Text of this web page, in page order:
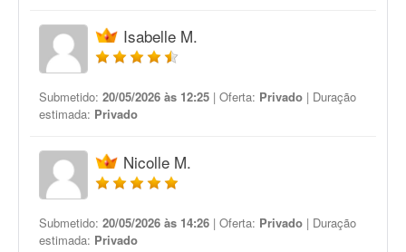
Isabelle M.
Submetido: 20/05/2026 às 12:25 | Oferta: Privado | Duração
estimada: Privado
Nicolle M.
Submetido: 20/05/2026 às 14:26 | Oferta: Privado | Duração
estimada: Privado